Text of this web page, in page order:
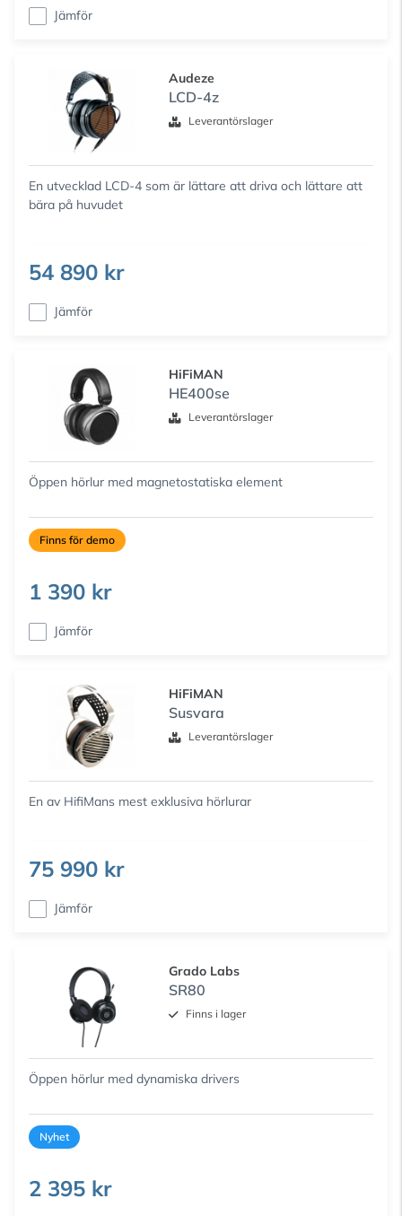
Jämför
Audeze
LCD-4z
Leverantörslager
En utvecklad LCD-4 som är lättare att driva och lättare att
bära på huvudet
54 890 kr
Jämför
HiFiMAN
HE400se
Leverantörslager
Öppen hörlur med magnetostatiska element
Finns för demo
1 390 kr
Jämför
HiFiMAN
Susvara
Leverantörslager
En av HifiMans mest exklusiva hörlurar
75 990 kr
Jämför
Grado Labs
SR80
Finns i lager
Öppen hörlur med dynamiska drivers
Nyhet
2 395 kr